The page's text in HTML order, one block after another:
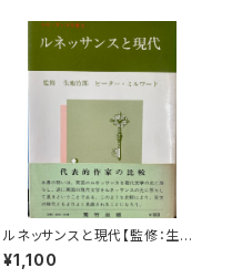
ルネッサンスと現代【監修：生地
竹郎 ピーター・ミルワード】出版
社：荒竹出版 昭和54年
¥1,100